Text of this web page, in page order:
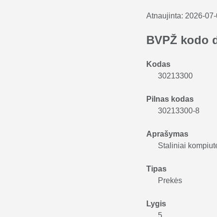
Atnaujinta: 2026-
BVPŽ kodo
Kodas
30213300
Pilnas kodas
30213300-8
Aprašymas
Staliniai
Tipas
Prekės
Lygis
5